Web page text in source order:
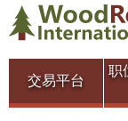
交易平台
职